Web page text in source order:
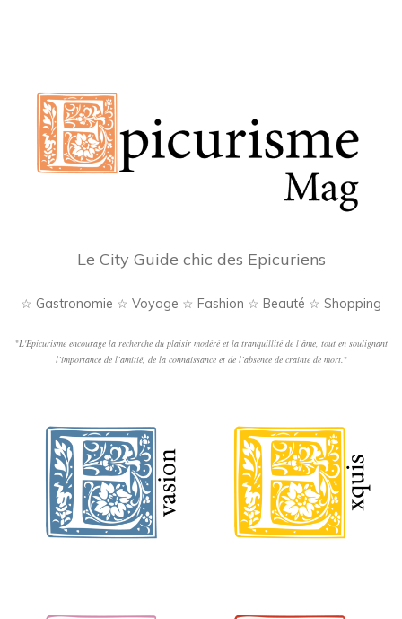
Le City Guide chic des Epicuriens
☆ Gastronomie ☆ Voyage ☆ Fashion ☆ Beauté ☆ Shopping
"L'Epicurisme encourage la recherche du plaisir modéré et la tranquillité de l’âme, tout en soulignant
l’importance de l’amitié, de la connaissance et de l’absence de crainte de mort."